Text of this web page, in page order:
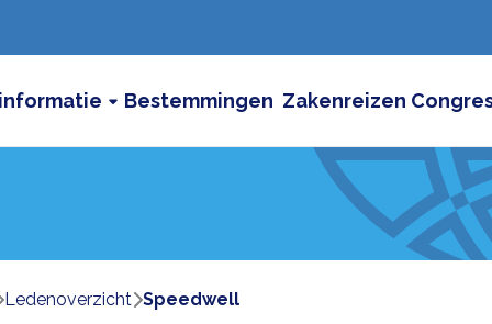
Bestemmingen Zakenreizen
ledenoverzicht Speedwell